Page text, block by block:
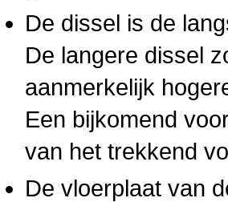
De dissel is de
De langere dissel
aanmerkelijk
Een bijkomend
van het trekkend
De vloerplaat van